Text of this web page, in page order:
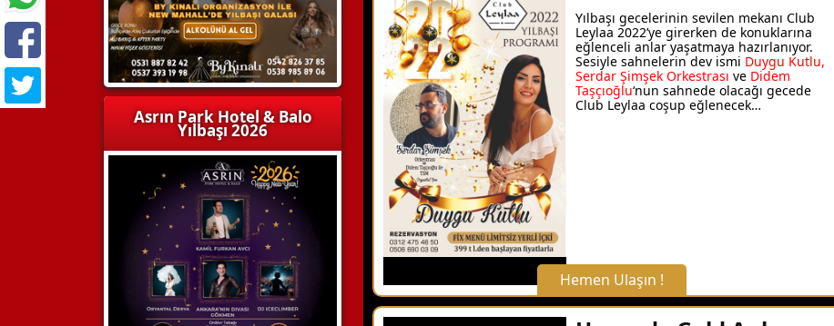
Asrın Park Hotel & Balo
Yılbaşı 2026
WhatsApp ile Bilgi Alın
Hemen Arayın
Detaylı Bilgi Alın
Yılbaşı gecelerinin sevilen mekanı Club
Leylaa 2022’ye girerken de konuklarına
eğlenceli anlar yaşatmaya hazırlanıyor.
Sesiyle sahnelerin dev ismi Duygu Kutlu,
Serdar Şimşek Orkestrası ve Didem
Taşçıoğlu‘nun sahnede olacağı gecede
Club Leylaa coşup eğlenecek…
Hemen Ulaşın !
X Kapat